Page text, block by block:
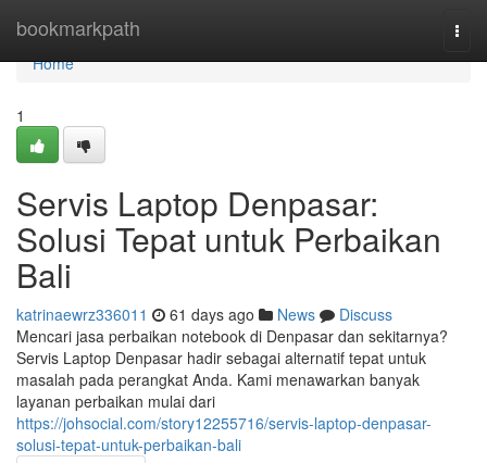
bookmarkpath
Home
Home
1
Servis Laptop Denpasar:
Solusi Tepat untuk Perbaikan
Bali
katrinaewrz336011 61 days ago News
Discuss
Mencari jasa perbaikan notebook di Denpasar dan sekitarnya?
Servis Laptop Denpasar hadir sebagai alternatif tepat untuk
masalah pada perangkat Anda. Kami menawarkan banyak
layanan perbaikan mulai dari
https://johsocial.com/story12255716/servis-laptop-denpasar-
solusi-tepat-untuk-perbaikan-bali